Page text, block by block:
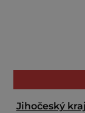
Jihočeský kraj